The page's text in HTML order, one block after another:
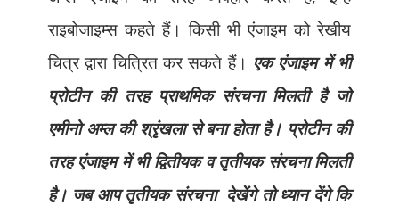
राइबोजाइम्स कहते हैं। किसी भी एंजाइम को रेखीय
चित्र द्वारा चित्रित कर सकते हैं। एक एंजाइम में भी
प्रोटीन की तरह प्राथमिक संरचना मिलती है जो
एमीनो अम्ल की श्रृंखला से बना होता है। प्रोटीन की
तरह एंजाइम में भी द्वितीयक व तृतीयक संरचना मिलती
है। जब आप तृतीयक संरचना देखेंगे तो ध्यान देंगे कि